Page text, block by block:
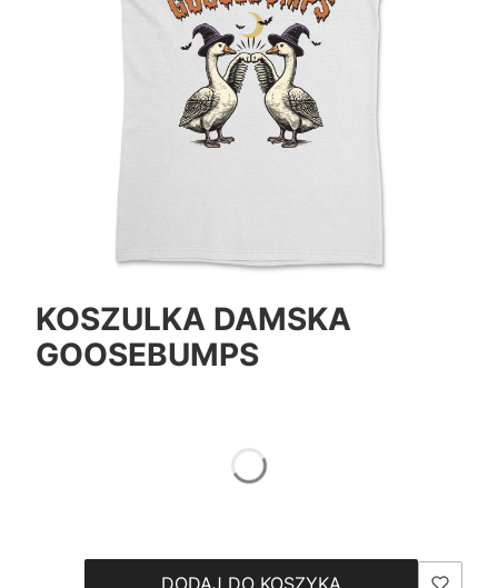
KOSZULKA DAMSKA
GOOSEBUMPS